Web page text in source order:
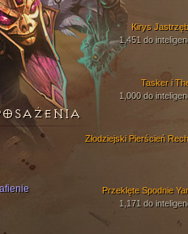
Kirys
1,451 do
Tasker i
1,000 do
Przeklęte Spodnie
1,171 do
Złodziejski Pierścień